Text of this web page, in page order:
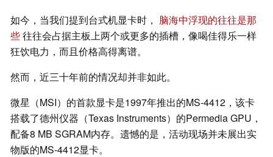
如今，当我们提到台式机显卡时， 脑海中浮现的往往是那
些往往会占据主板上两个或更多的插槽，像喝佳得乐一样
狂饮电力，而且价格高得离谱。
然而，近三十年前的情况却并非如此。
微星（MSI）的首款显卡是1997年推出的MS-4412，该卡
搭载了德州仪器（Texas Instruments）的Permedia GPU，
配备8 MB SGRAM内存。遗憾的是，活动现场并未展出实
物版的MS-4412显卡。